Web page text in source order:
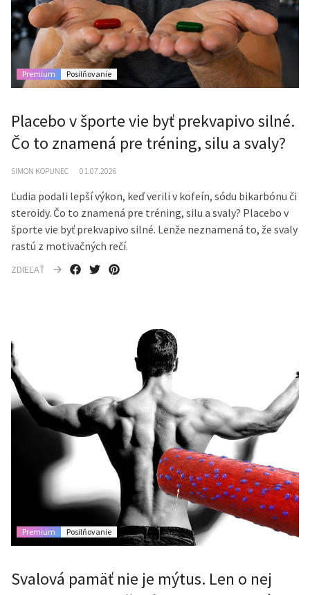
Premium Posilňovanie
Placebo v športe vie byť prekvapivo silné.
Čo to znamená pre tréning, silu a svaly?
SIMON KOPUNEC 01.07.2026
Ľudia podali lepší výkon, keď verili v kofeín, sódu bikarbónu či
steroidy. Čo to znamená pre tréning, silu a svaly? Placebo v
športe vie byť prekvapivo silné. Lenže neznamená to, že svaly
rastú z motivačných rečí.
ZDIEĽAŤ
Premium Posilňovanie
Svalová pamäť nie je mýtus. Len o nej